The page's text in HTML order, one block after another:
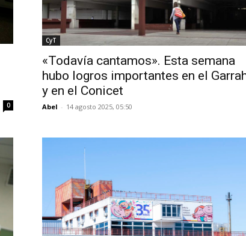
0
CyT
«Todavía cantamos». Esta semana
hubo logros importantes en el
y en el Conicet
Abel - 14 agosto 2025, 05:50